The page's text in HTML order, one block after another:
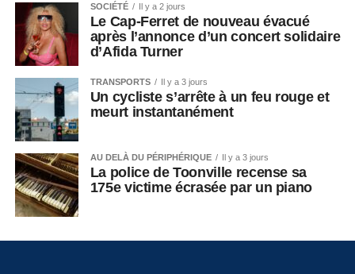
SOCIÉTÉ Il y a 2 jours
Le Cap-Ferret de nouveau évacué
après l’annonce d’un concert solidaire
d’Afida Turner
TRANSPORTS Il y a 3 jours
Un cycliste s’arrête à un feu rouge et
meurt instantanément
AU DELÀ DU PÉRIPHÉRIQUE Il y a 3 jours
La police de Toonville recense sa
175e victime écrasée par un piano